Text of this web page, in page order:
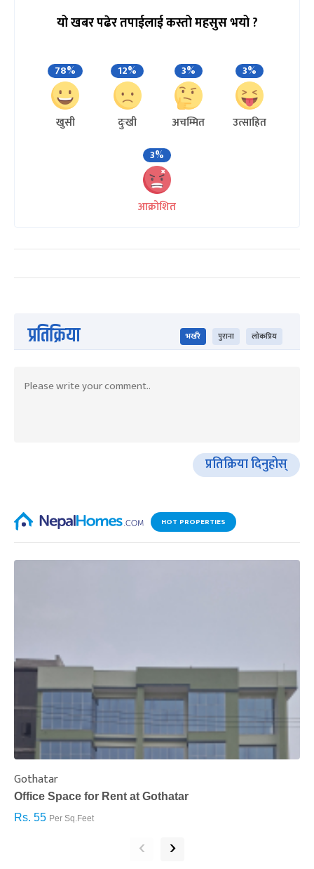
यो खबर पढेर तपाईलाई कस्तो महसुस भयो ?
78%
खुसी
12%
दुःखी
3%
अचम्मित
3%
उत्साहित
3%
आक्रोशित
प्रतिक्रिया भर्खरै पुराना लोकप्रिय
प्रतिक्रिया दिनुहोस्
HOT PROPERTIES
Gothatar
Office Space for Rent at Gothatar
Rs. 55 Per Sq.Feet
‹ ›